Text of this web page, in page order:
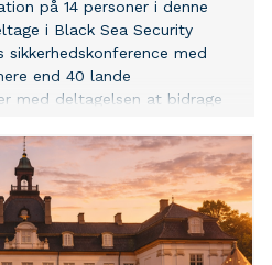
på 14 personer i denne
i Black Sea Security
med
end 40 lande
med deltagelsen at bidrage
nærmer sig en afgørende
afgørende betydning for
vi kan føle os